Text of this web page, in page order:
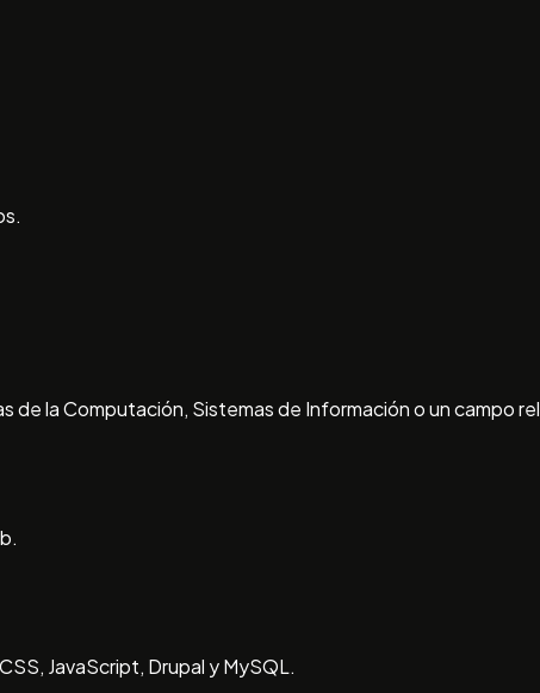
de la Computación, Sistemas de Información o un campo
JavaScript, Drupal y MySQL.